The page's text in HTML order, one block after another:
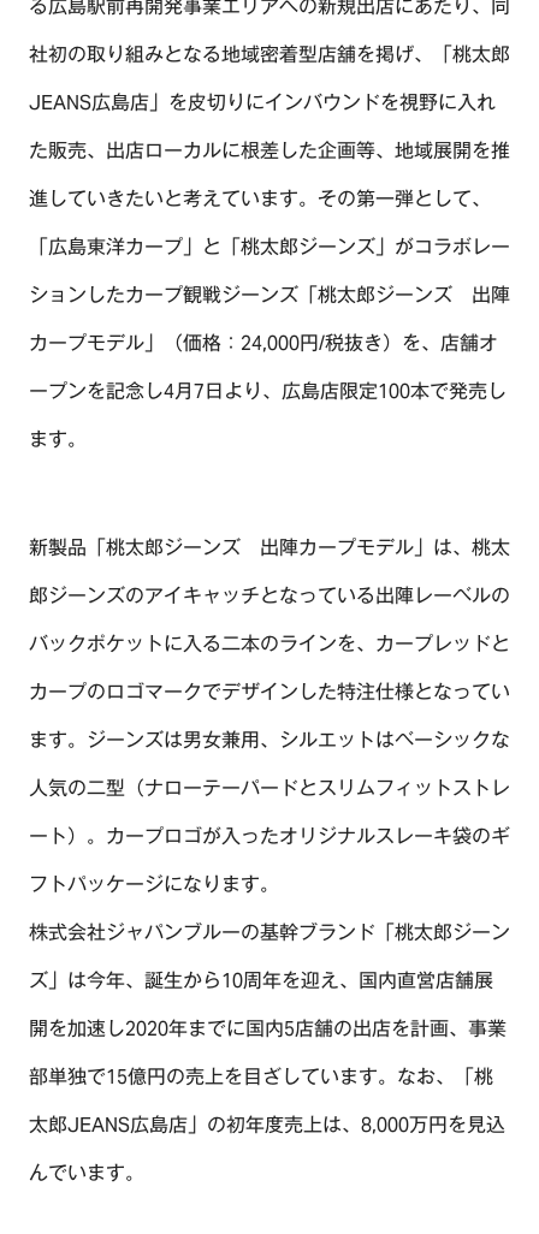
る広島駅前再開発事業エリアへの新規出店にあたり、同
社初の取り組みとなる地域密着型店舖を掲げ、「桃太郎
JEANS広島店」を皮切りにインバウンドを視野に入れ
た販売、出店ローカルに根差した企画等、地域展開を推
進していきたいと考えています。その第一弾として、
「広島東洋カープ」と「桃太郎ジーンズ」がコラボレー
ションしたカープ観戦ジーンズ「桃太郎ジーンズ 出陣
カープモデル」（価格：24,000円/税抜き）を、店舗オ
ープンを記念し4月7日より、広島店限定100本で発売し
ます。
新製品「桃太郎ジーンズ 出陣カープモデル」は、桃太
郎ジーンズのアイキャッチとなっている出陣レーベルの
バックポケットに入る二本のラインを、カープレッドと
カープのロゴマークでデザインした特注仕様となってい
ます。ジーンズは男女兼用、シルエットはベーシックな
人気の二型（ナローテーパードとスリムフィットストレ
ート）。カープロゴが入ったオリジナルスレーキ袋のギ
フトパッケージになります。
株式会社ジャパンブルーの基幹ブランド「桃太郎ジーン
ズ」は今年、誕生から10周年を迎え、国内直営店舗展
開を加速し2020年までに国内5店舗の出店を計画、事業
部単独で15億円の売上を目ざしています。なお、「桃
太郎JEANS広島店」の初年度売上は、8,000万円を見込
んでいます。
ABOUT
会社概要
歴史・沿革
NEWS
BRAND/SHOP
CONTACT